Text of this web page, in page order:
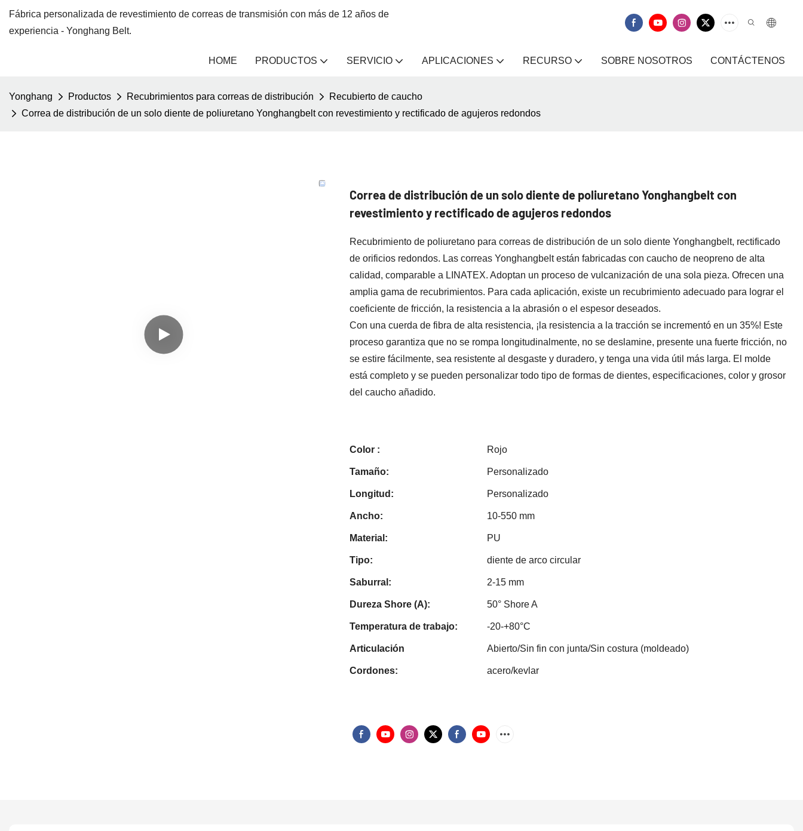
Fábrica personalizada de revestimiento de correas de transmisión con más de 12 años de
experiencia - Yonghang Belt.
HOME PRODUCTOS SERVICIO APLICACIONES RECURSO SOBRE NOSOTROS CONTÁCTENOS
Yonghang Productos Recubrimientos para correas de distribución
Recubierto de caucho
Correa de distribución de un solo diente de poliuretano Yonghangbelt con revestimiento y rectificado de agujeros redondos
Correa de distribución de un solo diente de poliuretano Yonghangbelt con
revestimiento y rectificado de agujeros redondos
Recubrimiento de poliuretano para correas de distribución de un solo diente Yonghangbelt, rectificado
de orificios redondos. Las correas Yonghangbelt están fabricadas con caucho de neopreno de alta
calidad, comparable a LINATEX. Adoptan un proceso de vulcanización de una sola pieza. Ofrecen una
amplia gama de recubrimientos. Para cada aplicación, existe un recubrimiento adecuado para lograr el
coeficiente de fricción, la resistencia a la abrasión o el espesor deseados.
Con una cuerda de fibra de alta resistencia, ¡la resistencia a la tracción se incrementó en un 35%! Este
proceso garantiza que no se rompa longitudinalmente, no se deslamine, presente una fuerte fricción, no
se estire fácilmente, sea resistente al desgaste y duradero, y tenga una vida útil más larga. El molde
está completo y se pueden personalizar todo tipo de formas de dientes, especificaciones, color y grosor
del caucho añadido.
Color : Rojo
Tamaño: Personalizado
Longitud: Personalizado
Ancho: 10-550 mm
Material: PU
Tipo: diente de arco circular
Saburral: 2-15 mm
Dureza Shore (A): 50° Shore A
Temperatura de trabajo: -20-+80°C
Articulación Abierto/Sin fin con junta/Sin costura (moldeado)
Cordones: acero/kevlar